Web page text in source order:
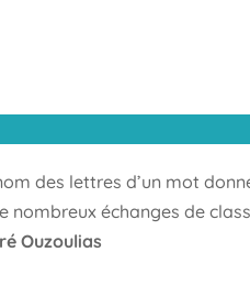
des lettres d’un mot
nombreux échanges de
Ouzoulias